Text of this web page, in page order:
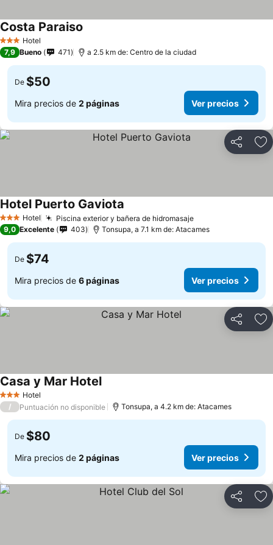
3 Estrellas
Hotel
Costa Paraiso
7,9 Bueno 471 a 2.5 km de: Centro de la ciudad
De $50
Mira precios de 2 páginas Ver precios
Compartir
3 Estrellas
Hotel Piscina exterior y bañera de hidromasaje
Hotel Puerto Gaviota
9,0 Excelente 403 Tonsupa, a 7.1 km de: Atacames
De $74
Mira precios de 6 páginas Ver precios
Compartir
3 Estrellas
Hotel
Casa y Mar Hotel
/ Puntuación no disponible Tonsupa, a 4.2 km de: Atacames
De $80
Mira precios de 2 páginas Ver precios
Compartir